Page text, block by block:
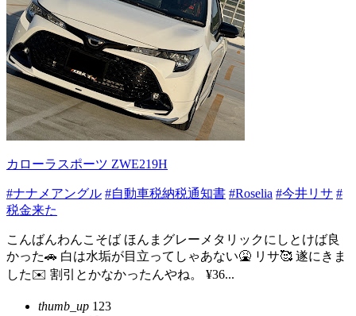
カローラスポーツ ZWE219H
#ナナメアングル #自動車税納税通知書 #Roselia #今井リサ #
税金来た
こんばんわんこそば ほんまグレーメタリックにしとけば良
かった🚗 白は水垢が目立ってしゃあない🤮 リサ🥰 遂にきま
した✉️ 割引とかなかったんやね。 ¥36...
thumb_up 123